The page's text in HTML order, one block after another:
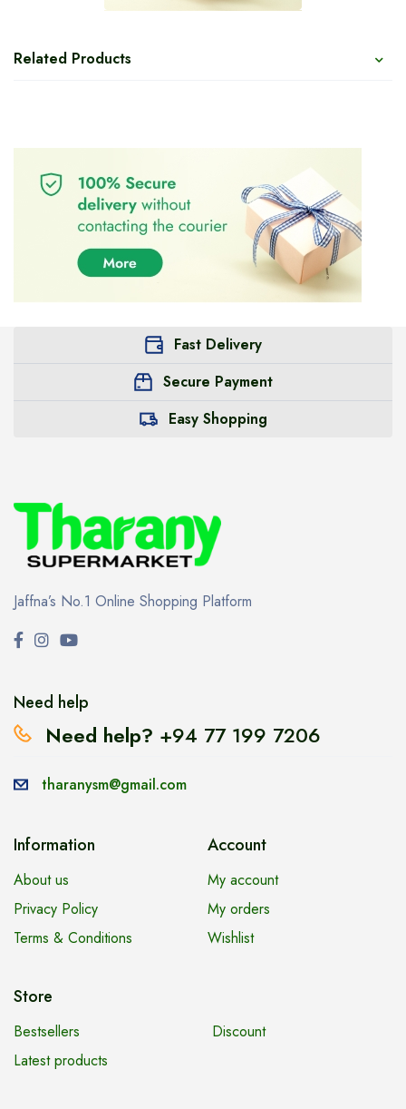
Related Products
Fast Delivery
Secure Payment
Easy Shopping
Jaffna’s No.1 Online Shopping Platform
Need help
Need help? +94 77 199 7206
tharanysm@gmail.com
Information
About us
Privacy Policy
Terms & Conditions
Account
My account
My orders
Wishlist
Store
Bestsellers
Discount
Latest products